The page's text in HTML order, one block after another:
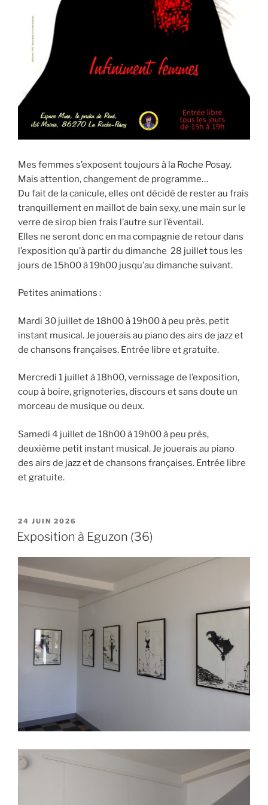
Mes femmes s’exposent toujours à la Roche Posay.
Mais attention, changement de programme…
Du fait de la canicule, elles ont décidé de rester au frais
tranquillement en maillot de bain sexy, une main sur le
verre de sirop bien frais l’autre sur l’éventail.
Elles ne seront donc en ma compagnie de retour dans
l’exposition qu’à partir du dimanche 28 juillet tous les
jours de 15h00 à 19h00 jusqu’au dimanche suivant.
Petites animations :
Mardi 30 juillet de 18h00 à 19h00 à peu près, petit
instant musical. Je jouerais au piano des airs de jazz et
de chansons françaises. Entrée libre et gratuite.
Mercredi 1 juillet à 18h00, vernissage de l’exposition,
coup à boire, grignoteries, discours et sans doute un
morceau de musique ou deux.
Samedi 4 juillet de 18h00 à 19h00 à peu près,
deuxième petit instant musical. Je jouerais au piano
des airs de jazz et de chansons françaises. Entrée libre
et gratuite.
PUBLIÉ
LE
24 JUIN 2026
Exposition à Eguzon (36)